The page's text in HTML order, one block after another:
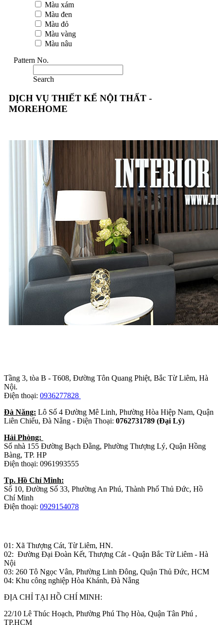
Màu xám
Màu đen
Màu đỏ
Màu vàng
Màu nâu
Pattern No.
Search
DỊCH VỤ THIẾT KẾ NỘI THẤT -
MOREHOME
Tầng 3, tòa B - T608, Đường Tôn Quang Phiệt, Bắc Từ Liêm, Hà
Nội.
Điện thoại: 0936277828
Đà Năng: Lô Số 4 Đường Mê Linh, Phường Hòa Hiệp Nam, Quận
Liên Chiểu, Đà Nẵng - Điện Thoại: 0762731789 (Đại Lý)
Hải Phòng:
Số nhà 155 Đường Bạch Đằng, Phường Thượng Lý, Quận Hồng
Bàng, TP. HP
Điện thoại: 0961993555
Tp. Hồ Chí Minh:
Số 10, Đường Số 33, Phường An Phú, Thành Phố Thủ Đức, Hồ
Chí Minh
Điện thoại: 0929154078
01: Xã Thượng Cát, Từ Liêm, HN.
02: Đường Đại Đoàn Kết, Thượng Cát - Quận Bắc Từ Liêm - Hà
Nội
03: 260 Tô Ngọc Vân, Phường Linh Đông, Quận Thủ Đức, HCM
04: Khu công nghiệp Hòa Khánh, Đà Nẵng
ĐỊA CHỈ TẠI HỒ CHÍ MINH:
22/10 Lê Thúc Hoạch, Phường Phú Thọ Hòa, Quận Tân Phú ,
TP.HCM